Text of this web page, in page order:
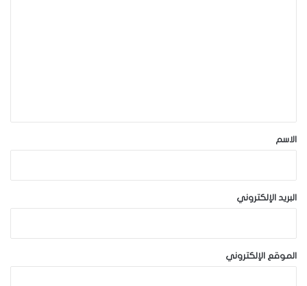
*الاسم
البريد الإلكتروني
الموقع الإلكتروني